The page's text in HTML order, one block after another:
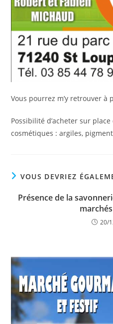
Vous pourrez m’y retrouver à
Possibilité d’acheter sur
cosmétiques : argiles,
VOUS DEVRIEZ
Présence de la
20/